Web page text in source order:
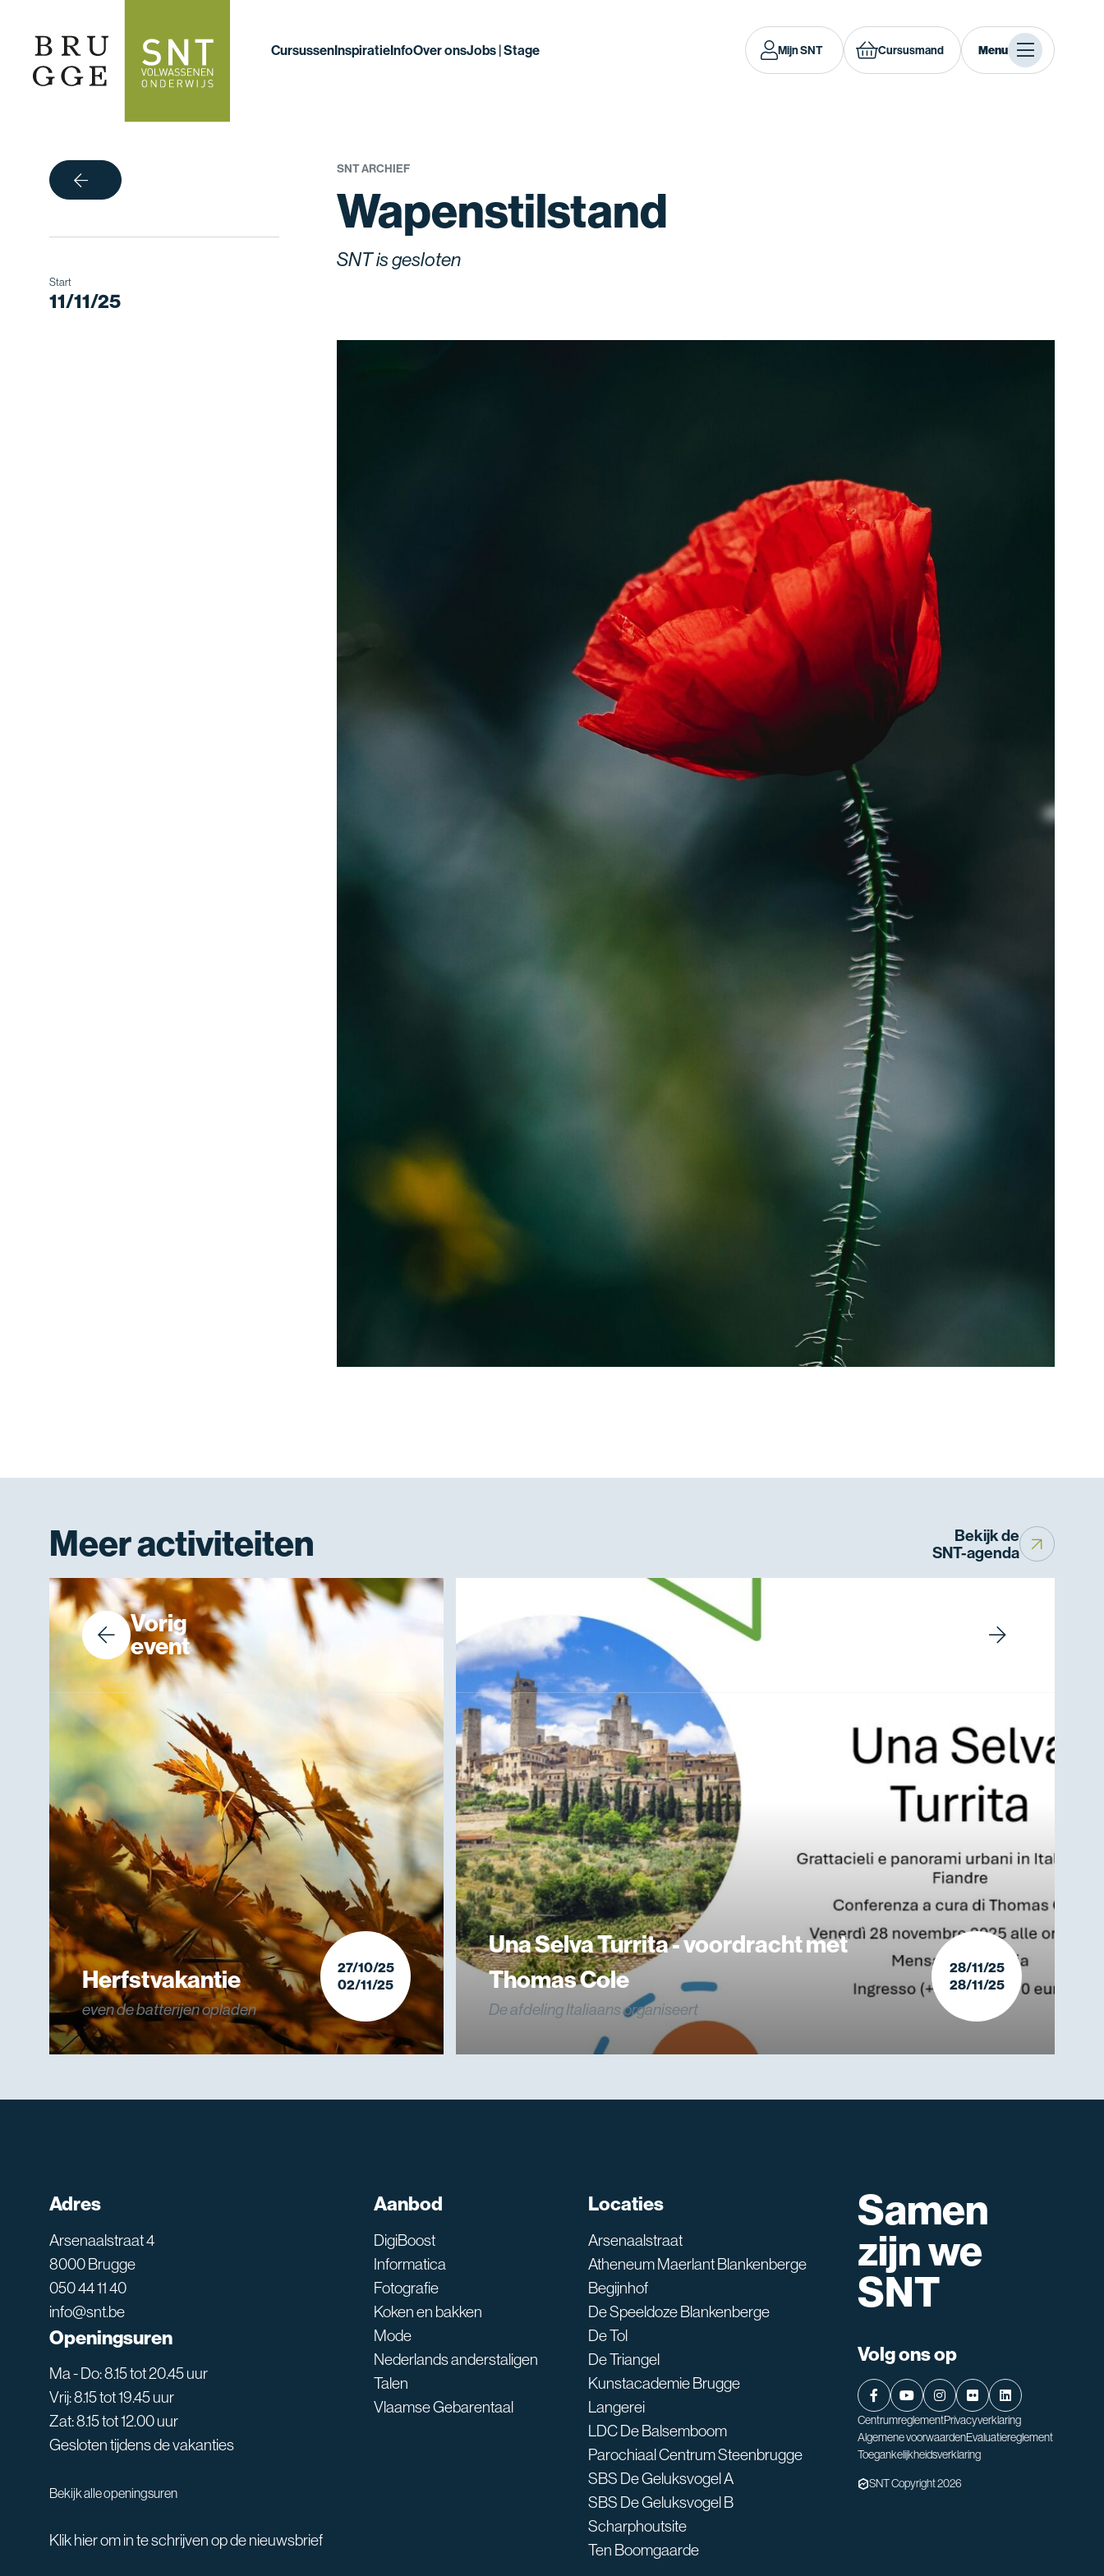
CursussenInspiratieInfoOver onsJobs | Stage Mijn SNT Cursusmand Menu
terug
Start
11/11/25
SNT ARCHIEF
Wapenstilstand
SNT is gesloten
Meer activiteiten
Bekijk de
SNT-agenda
Vorig
event
Herfstvakantie
even de batterijen opladen
27/10/25
02/11/25
Una Selva Turrita - voordracht met
Thomas Cole
De afdeling Italiaans organiseert
28/11/25
28/11/25
Adres
Arsenaalstraat 4
8000 Brugge
050 44 11 40
info@snt.be
Openingsuren
Ma - Do: 8.15 tot 20.45 uur
Vrij: 8.15 tot 19.45 uur
Zat: 8.15 tot 12.00 uur
Gesloten tijdens de vakanties
Bekijk alle openingsuren
Klik hier om in te schrijven op de nieuwsbrief
Aanbod
DigiBoost
Informatica
Fotografie
Koken en bakken
Mode
Nederlands anderstaligen
Talen
Vlaamse Gebarentaal
Locaties
Arsenaalstraat
Atheneum Maerlant Blankenberge
Begijnhof
De Speeldoze Blankenberge
De Tol
De Triangel
Kunstacademie Brugge
Langerei
LDC De Balsemboom
Parochiaal Centrum Steenbrugge
SBS De Geluksvogel A
SBS De Geluksvogel B
Scharphoutsite
Ten Boomgaarde
Samen
zijn we
SNT
Volg ons op
CentrumreglementPrivacyverklaring
Algemene voorwaardenEvaluatiereglement
Toegankelijkheidsverklaring
SNT Copyright 2026
SNT assistent